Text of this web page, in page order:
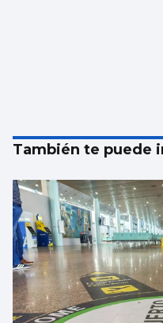
También te puede